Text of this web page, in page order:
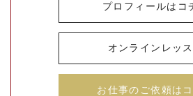
プロフィールはコ
オンラインレッ
お仕事のご依頼は